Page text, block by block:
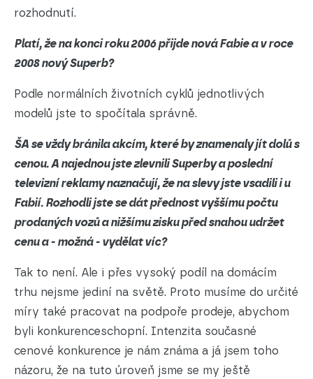
rozhodnutí.
Platí, že na konci roku 2006 přijde nová Fabie a v roce
2008 nový Superb?
Podle normálních životních cyklů jednotlivých
modelů jste to spočítala správně.
ŠA se vždy bránila akcím, které by znamenaly jít dolů s
cenou. A najednou jste zlevnili Superby a poslední
televizní reklamy naznačují, že na slevy jste vsadili i u
Fabií. Rozhodli jste se dát přednost vyššímu počtu
prodaných vozů a nižšímu zisku před snahou udržet
cenu a - možná - vydělat víc?
Tak to není. Ale i přes vysoký podíl na domácím
trhu nejsme jediní na světě. Proto musíme do určité
míry také pracovat na podpoře prodeje, abychom
byli konkurenceschopní. Intenzita současné
cenové konkurence je nám známa a já jsem toho
názoru, že na tuto úroveň jsme se my ještě